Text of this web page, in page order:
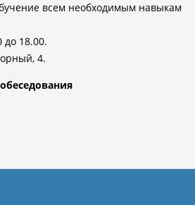
всем необходимым навыкам
до 18.00.
4.